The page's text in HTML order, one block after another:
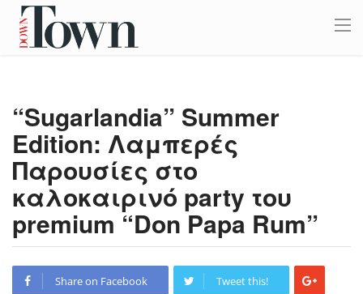
“Sugarlandia” Summer
Edition: Λαμπερές
Παρουσίες στο
καλοκαιρινό party του
premium “Don Papa Rum”
Share on Facebook Tweet this!